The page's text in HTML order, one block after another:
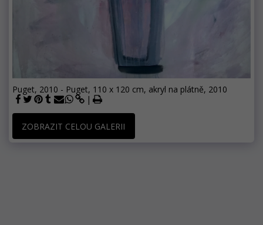
Puget, 2010 - Puget, 110 x 120 cm, akryl na plátně, 2010
ZOBRAZIT CELOU GALERII